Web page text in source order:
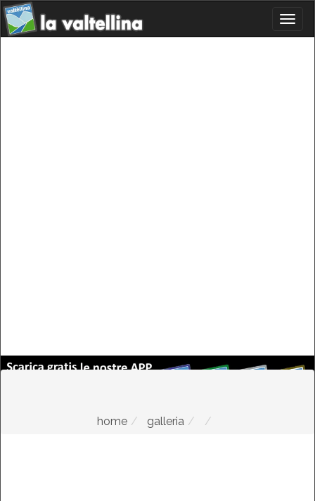
home galleria